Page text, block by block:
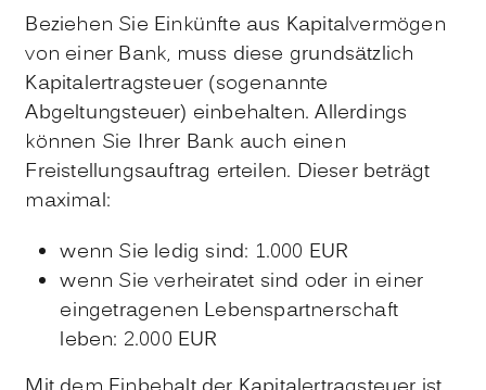
Beziehen Sie Einkünfte aus Kapitalvermögen
von einer Bank, muss diese grundsätzlich
Kapitalertragsteuer (sogenannte
Abgeltungsteuer) einbehalten. Allerdings
können Sie Ihrer Bank auch einen
Freistellungsauftrag erteilen. Dieser beträgt
maximal:
wenn Sie ledig sind: 1.000 EUR
wenn Sie verheiratet sind oder in einer
eingetragenen Lebenspartnerschaft
leben: 2.000 EUR